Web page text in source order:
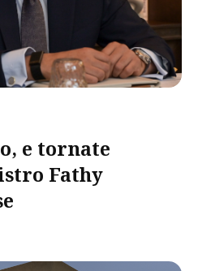
e tornate
Fathy